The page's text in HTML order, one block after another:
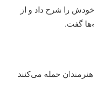
را شرح داد و از
گفت.
حمله می‌کنند